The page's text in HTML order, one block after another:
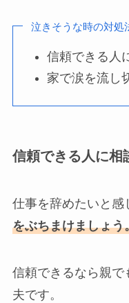
泣きそうな時の対処
信頼できる人
家で涙を流し
信頼できる人に相
仕事を辞めたいと感
をぶちまけましょう
信頼できるなら親で
夫です。